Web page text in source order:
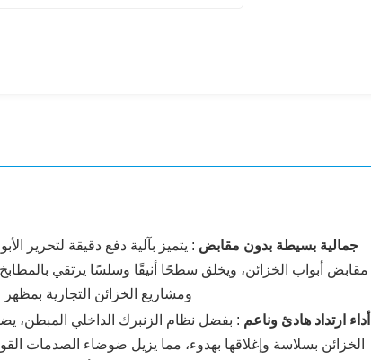
جمالية بسيطة بدون مقابض : يتميز بآلية دفع دقيقة لتحرير
مقابض أبواب الخزائن، ويخلق سطحًا أنيقًا وسلسًا يرتقي
ومشاريع الخزائن التجارية
أداء ارتداد هادئ وناعم : بفضل نظام الزنبرك الداخلي المبطن،
الخزائن بسلاسة وإغلاقها بهدوء، مما يزيل ضوضاء الصدمات